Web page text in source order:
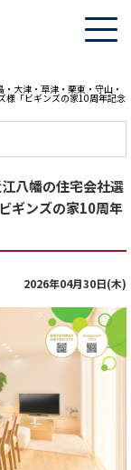
・大津・草津・栗東・守山・
様「ビギンズの家10周年記念
八幡の住宅会社選
ギンズの家10周年
2026年04月30日(木)